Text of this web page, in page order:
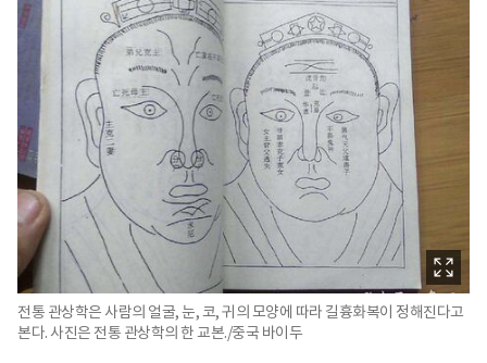
전통 관상학은 사람의 얼굴, 눈, 코, 귀의 모양에 따라 길흉화복이 정해진다고
본다. 사진은 전통 관상학의 한 교본./중국 바이두